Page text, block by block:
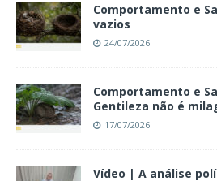
Comportamento e
vazios
24/07/2026
Comportamento e
Gentileza não é
17/07/2026
Vídeo | A análise